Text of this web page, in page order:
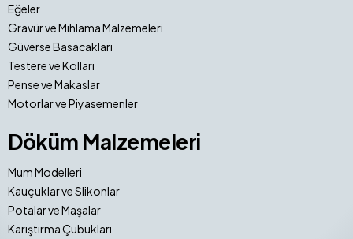
Eğeler
Gravür ve Mıhlama Malzemeleri
Güverse Basacakları
Testere ve Kolları
Pense ve Makaslar
Motorlar ve Piyasemenler
Döküm Malzemeleri
Mum Modelleri
Kauçuklar ve Slikonlar
Potalar ve Maşalar
Karıştırma Çubukları